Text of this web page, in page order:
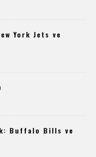
York Jets ve
Buffalo Bills ve